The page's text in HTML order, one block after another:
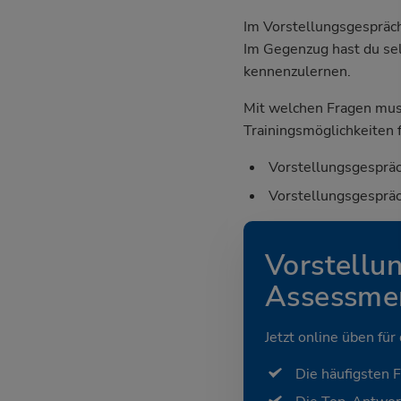
Im
Im Gegenzug hast du
kennenzulernen.
Mit welchen Fragen
Trainingsmöglichkeiten
Jetzt online üben für
Die häufigsten